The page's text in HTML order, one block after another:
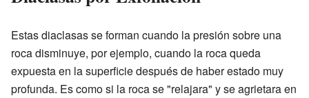
Estas diaclasas se forman cuando la presión sobre una
roca disminuye, por ejemplo, cuando la roca queda
expuesta en la superficie después de haber estado muy
profunda. Es como si la roca se "relajara" y se agrietara en